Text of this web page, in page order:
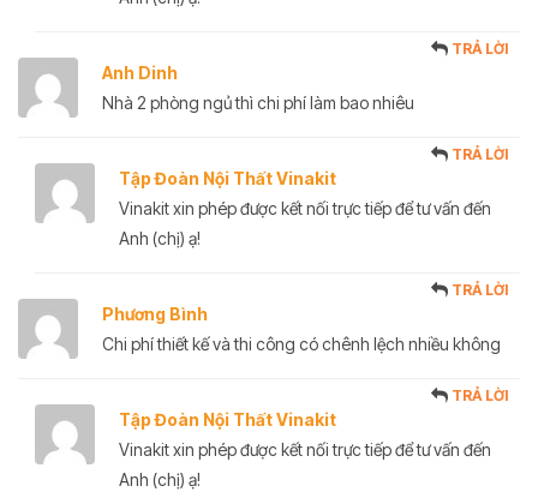
Anh Dinh
TRẢ LỜI
Nhà 2 phòng ngủ thì chi phí làm bao nhiêu
Tập Đoàn Nội Thất Vinakit
TRẢ LỜI
Vinakit xin phép được kết nối trực tiếp để tư vấn đến
Anh (chị) ạ!
Phương Bình
TRẢ LỜI
Chi phí thiết kế và thi công có chênh lệch nhiều không
Tập Đoàn Nội Thất Vinakit
TRẢ LỜI
Vinakit xin phép được kết nối trực tiếp để tư vấn đến
Anh (chị) ạ!